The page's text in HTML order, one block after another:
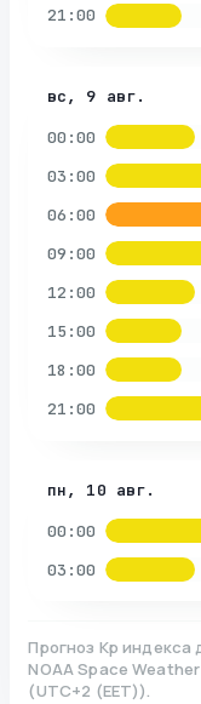
21:00
вс, 9 авг.
00:00
03:00
06:00
09:00
12:00
15:00
18:00
21:00
пн, 10 авг.
00:00
03:00
Прогноз Kp индекса
NOAA Space
(UTC+2 (EET)).